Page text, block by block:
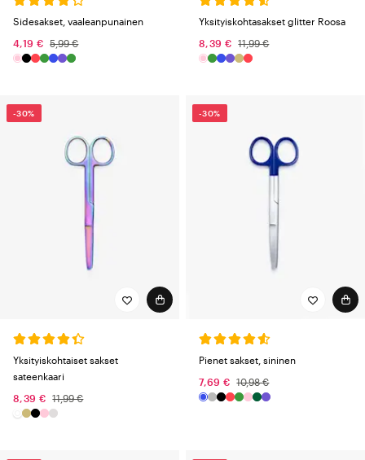
Sidesakset, vaaleanpunainen
4,19 €
5,99 €
Yksityiskohtasakset glitter Roosa
8,39 €
11,99 €
-30%
Yksityiskohtaiset sakset
sateenkaari
8,39 €
11,99 €
-30%
Pienet sakset, sininen
7,69 €
10,98 €